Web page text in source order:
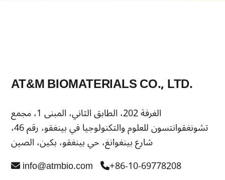
AT&M BIOMATERIALS CO., LTD.
الغرفة 202، الطابق الثاني، المبنى 1، مجمع
تشونغقوانتسون للعلوم والتكنولوجيا في بينغقو، رقم 46،
شارع بينغوانغ، حي بينغقو، بكين، الصين
info@atmbio.com +86-10-69778208